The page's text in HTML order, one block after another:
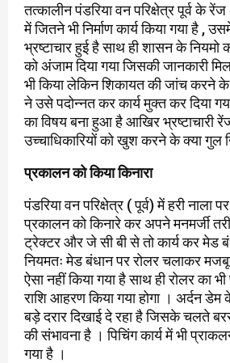
तत्कालीन पंडरिया वन परिक्षेत्र पूर्व के
में जितने भी निर्माण कार्य किया गया है ,
भ्रष्टाचार हुई है साथ ही शासन के
को अंजाम दिया गया जिसकी जानकारी
भी किया लेकिन शिकायत की जांच करने के
ने उसे पदोन्नत कर कार्य मुक्त कर दिया गया
का विषय बना हुआ है आखिर भ्रष्टाचारी
उच्चाधिकारियों को खुश करने के क्या गुल
प्रकालन को किया किनारा
पंडरिया वन परिक्षेत्र ( पूर्व) में हरी नाला
प्रकालन को किनारे कर अपने मनमर्जी
ट्रेक्टर और जे सी बी से तो कार्य कर मेड
नियमतः मेड बंधान पर रोलर चलाकर
ऐसा नहीं किया गया है साथ ही रोलर का
राशि आहरण किया गया होगा । अर्दन
बड़े दरार दिखाई दे रहा है जिसके चलते
की संभावना है । पिचिंग कार्य में भी
गया है ।